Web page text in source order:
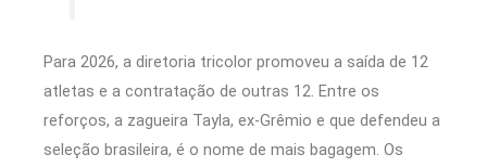
Para 2026, a diretoria tricolor promoveu a saída de 12
atletas e a contratação de outras 12. Entre os
reforços, a zagueira Tayla, ex-Grêmio e que defendeu a
seleção brasileira, é o nome de mais bagagem. Os